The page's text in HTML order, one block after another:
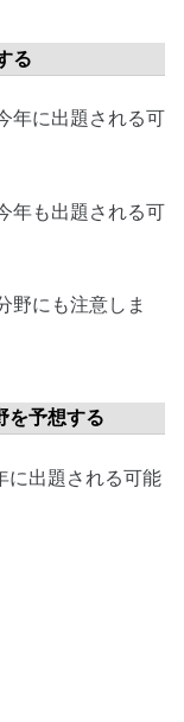
る
年に出題される可
年も出題される可
野にも注意しま
を予想する
に出題される可能